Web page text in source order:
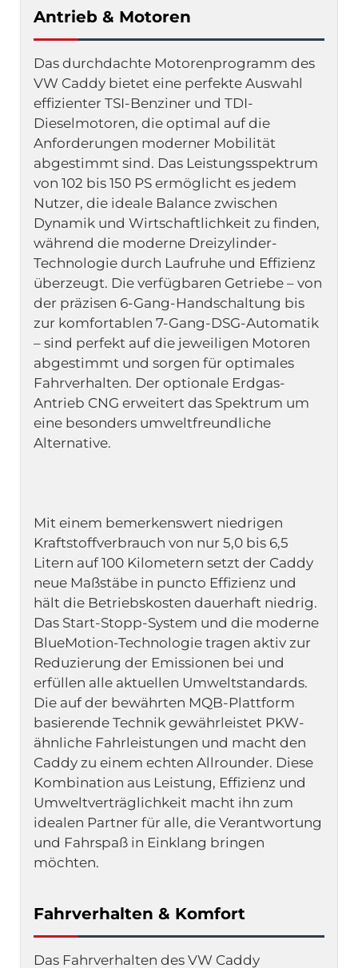
Antrieb & Motoren
Das durchdachte Motorenprogramm des
VW Caddy bietet eine perfekte Auswahl
effizienter TSI-Benziner und TDI-
Dieselmotoren, die optimal auf die
Anforderungen moderner Mobilität
abgestimmt sind. Das Leistungsspektrum
von 102 bis 150 PS ermöglicht es jedem
Nutzer, die ideale Balance zwischen
Dynamik und Wirtschaftlichkeit zu finden,
während die moderne Dreizylinder-
Technologie durch Laufruhe und Effizienz
überzeugt. Die verfügbaren Getriebe – von
der präzisen 6-Gang-Handschaltung bis
zur komfortablen 7-Gang-DSG-Automatik
– sind perfekt auf die jeweiligen Motoren
abgestimmt und sorgen für optimales
Fahrverhalten. Der optionale Erdgas-
Antrieb CNG erweitert das Spektrum um
eine besonders umweltfreundliche
Mit einem bemerkenswert niedrigen
Kraftstoffverbrauch von nur 5,0 bis 6,5
Litern auf 100 Kilometern setzt der Caddy
neue Maßstäbe in puncto Effizienz und
hält die Betriebskosten dauerhaft niedrig.
Das Start-Stopp-System und die moderne
BlueMotion-Technologie tragen aktiv zur
Reduzierung der Emissionen bei und
erfüllen alle aktuellen Umweltstandards.
Die auf der bewährten MQB-Plattform
basierende Technik gewährleistet PKW-
ähnliche Fahrleistungen und macht den
Caddy zu einem echten Allrounder. Diese
Kombination aus Leistung, Effizienz und
Umweltverträglichkeit macht ihn zum
idealen Partner für alle, die Verantwortung
und Fahrspaß in Einklang bringen
möchten.
Fahrverhalten & Komfort
Das Fahrverhalten des VW Caddy